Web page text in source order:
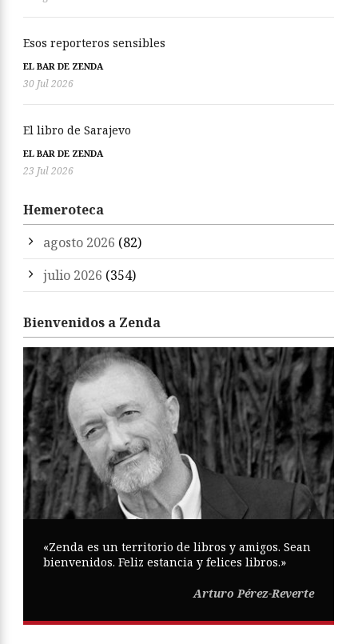
Esos reporteros sensibles
EL BAR DE ZENDA
30 Jul 2026
El libro de Sarajevo
EL BAR DE ZENDA
23 Jul 2026
Hemeroteca
agosto 2026 (82)
julio 2026 (354)
Bienvenidos a Zenda
«Zenda es un territorio de libros y amigos. Sean
bienvenidos. Feliz estancia y felices libros.»
Arturo Pérez-Reverte